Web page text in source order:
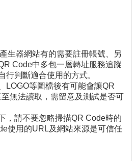
生器網站有的需要註冊帳號、另
Code中多包一層轉址服務追蹤
行判斷適合使用的方式。
LOGO等圖檔後有可能會讓QR
無法讀取，需留意及測試是否可
，請不要忽略掃描QR Code時的
使用的URL及網站來源是可信任